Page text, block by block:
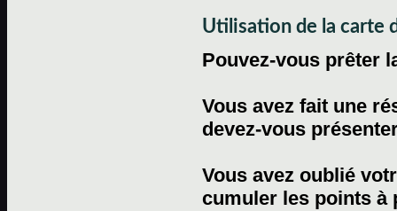
Utilisation de la carte
Pouvez-vous prêter
Vous avez fait une
devez-vous
Vous avez oublié
cumuler les points